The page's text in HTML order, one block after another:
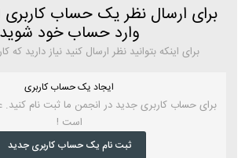
برای ارسال نظر یک حساب کاربری
وارد حساب خود شوید
برای اینکه بتوانید نظر ارسال کنید نیاز دارید که
ایجاد یک حساب کاربری
برای حساب کاربری جدید در انجمن ما ثبت نام
است !
ثبت نام یک حساب کاربری جدید